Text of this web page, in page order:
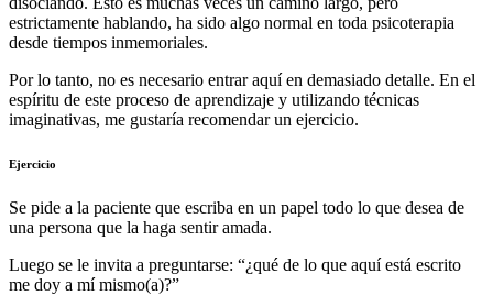
estrictamente hablando, ha sido algo normal en toda psicoterapia
desde tiempos inmemoriales.
Por lo tanto, no es necesario entrar aquí en demasiado detalle. En el
espíritu de este proceso de aprendizaje y utilizando técnicas
imaginativas, me gustaría recomendar un ejercicio.
Ejercicio
Se pide a la paciente que escriba en un papel todo lo que desea de
una persona que la haga sentir amada.
Luego se le invita a preguntarse: “¿qué de lo que aquí está escrito
me doy a mí mismo(a)?”